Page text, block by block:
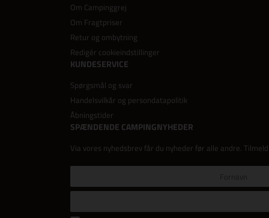
Om Campinggrej
Om Fragtpriser
Retur og ombytning
Redigér cookieindstillinger
KUNDESERVICE
Spørgsmål og svar
Handelsvilkår og persondatapolitik
Åbningstider
SPÆNDENDE CAMPINGNYHEDER
Via vores nyhedsbrev får du nyheder før alle andre.